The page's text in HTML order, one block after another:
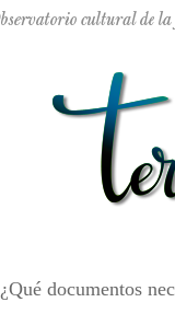
¿Qué documentos